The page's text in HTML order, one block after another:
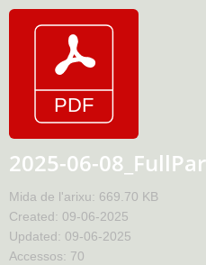
2025-06-
Mida de l'arixu: 669.70 KB
Created: 09-06-2025
Updated: 09-06-2025
Accessos: 70